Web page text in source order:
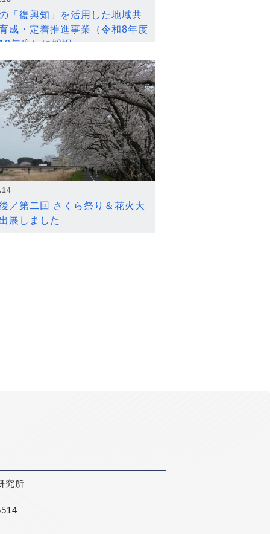
「復興知」を活用した地域共
成・定着推進事業（令和8年度
年度）に採択
／第二回 さくら祭り＆花火大
展しました
究所